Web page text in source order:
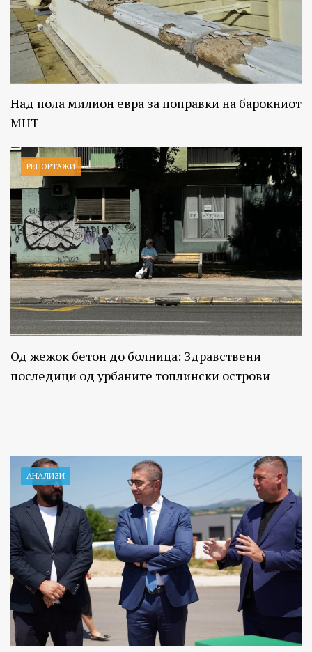
Над пола милион евра за поправки на барокниот
МНТ
РЕПОРТАЖИ
Од жежок бетон до болница: Здравствени
последици од урбаните топлински острови
АНАЛИЗИ